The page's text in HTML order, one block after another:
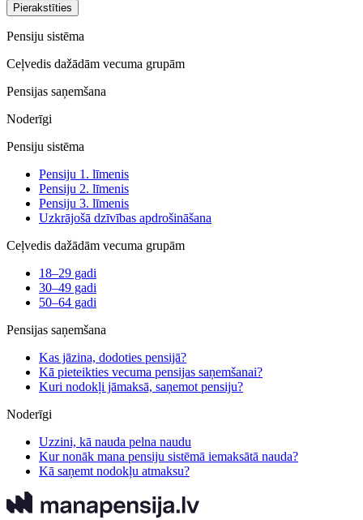
Pierakstīties
Pensiju sistēma
Ceļvedis dažādām vecuma grupām
Pensijas saņemšana
Noderīgi
Pensiju sistēma
Pensiju 1. līmenis
Pensiju 2. līmenis
Pensiju 3. līmenis
Uzkrājošā dzīvības apdrošināšana
Ceļvedis dažādām vecuma grupām
18–29 gadi
30–49 gadi
50–64 gadi
Pensijas saņemšana
Kas jāzina, dodoties pensijā?
Kā pieteikties vecuma pensijas saņemšanai?
Kuri nodokļi jāmaksā, saņemot pensiju?
Noderīgi
Uzzini, kā nauda pelna naudu
Kur nonāk mana pensiju sistēmā iemaksātā nauda?
Kā saņemt nodokļu atmaksu?